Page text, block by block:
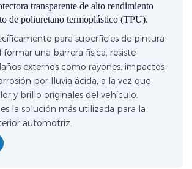
transparente de alto rendimiento
de poliuretano termoplástico (TPU).
para superficies de pintura
una barrera física, resiste
externos como rayones, impactos
por lluvia ácida, a la vez que
y brillo originales del vehículo.
la solución más utilizada para la
automotriz.